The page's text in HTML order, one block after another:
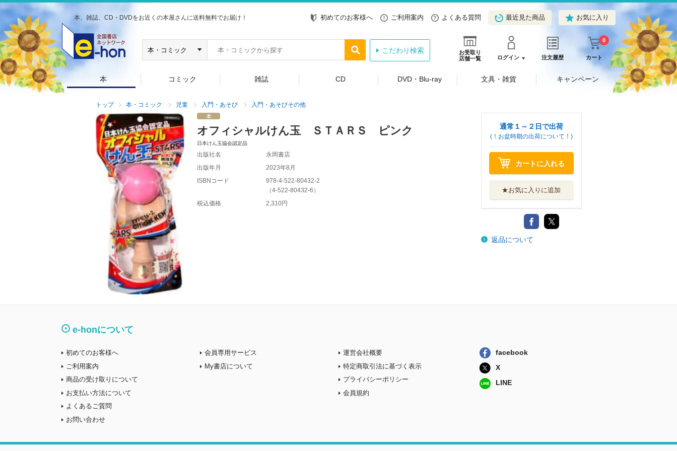
本、雑誌、CD・DVDをお近くの本屋さんに送料無料でお届け！ 初めてのお客様へ ご利用案内 よくある質問 最近見た商品 お気に入り
お受取り
店舗一覧
ログイン 注文履歴 カート
0
こだわり検索
本 コミック 雑誌 CD DVD・Blu-ray 文具・雑貨 キャンペーン
トップ 本・コミック 児童 入門・あそび 入門・あそびその他
オフィシャルけん玉 ＳＴＡＲＳ ピンク
日本けん玉協会認定品
出版社名
永岡書店
出版年月
2023年8月
ISBNコード
978-4-522-80432-2
（4-522-80432-6 ）
税込価格
2,310円
通常１～２日で出荷
(！お盆時期の出荷について！)
カートに入れる
★お気に入りに追加
返品について
e-honについて
初めてのお客様へ
ご利用案内
商品の受け取りについて
お支払い方法について
よくあるご質問
お問い合わせ
会員専用サービス
My書店について
運営会社概要
特定商取引法に基づく表示
プライバシーポリシー
会員規約
facebook
X
LINE